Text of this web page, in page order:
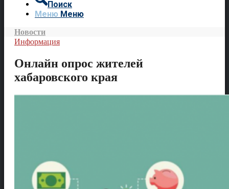
Поиск
Меню Меню
Новости
Информация
Онлайн опрос жителей
хабаровского края